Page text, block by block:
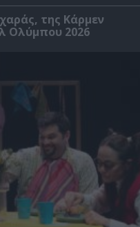
της Κάρμεν
Ολύμπου 2026